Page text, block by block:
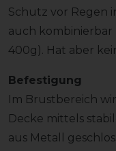
Schutz vor Regen
auch kombinierbar
400g). Hat aber
Befestigung
Im Brustbereich
Decke mittels
aus Metall